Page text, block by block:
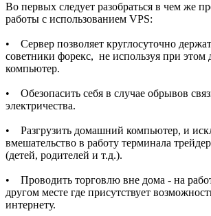
Во первых следует разобраться в чем же
работы с использованием VPS:
• Сервер позволяет круглосуточно
советники форекс, не используя при
компьютер.
• Обезопасить себя в случае обрывов
электричества.
• Разгрузить домашний компьютер, и
вмешательство в работу терминала
(детей, родителей и т.д.).
• Проводить торговлю вне дома - на
другом месте где присутствует
интернету.